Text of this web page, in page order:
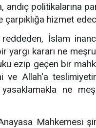
andıç politikalarına
çarpıklığa hizmet
reddeden, İslam
yargı kararı ne
ezip geçen bir
ve Allah'a
ne
Mahkemesi